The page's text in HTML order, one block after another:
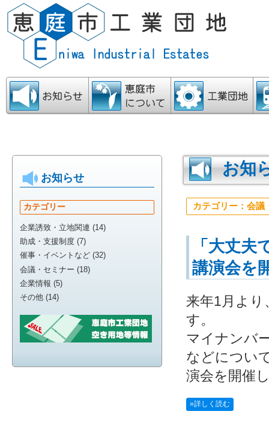
お知らせ 恵庭市について 工業団地 ア
お知
カテゴリー：会議
「大丈
講演会を
来年1月よ
す。
マイナンバ
などについ
演会を開催
»詳しく読む
お知らせ
カテゴリー
企業誘致・立地関連 (14)
助成・支援制度 (7)
催事・イベントなど (32)
会議・セミナー (18)
企業情報 (5)
その他 (14)